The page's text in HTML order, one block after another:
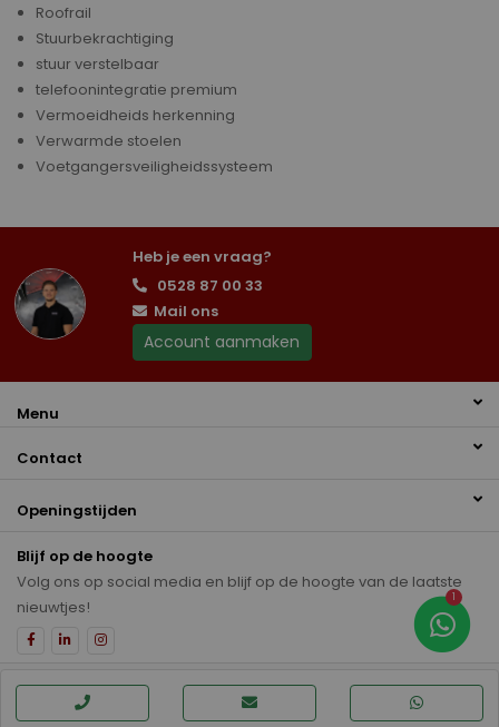
Roofrail
Stuurbekrachtiging
stuur verstelbaar
telefoonintegratie premium
Vermoeidheids herkenning
Verwarmde stoelen
Voetgangersveiligheidssysteem
Heb je een vraag?
0528 87 00 33
Mail ons
Account aanmaken
Menu
Contact
Openingstijden
Blijf op de hoogte
Volg ons op social media en blijf op de hoogte van de laatste
nieuwtjes!
1